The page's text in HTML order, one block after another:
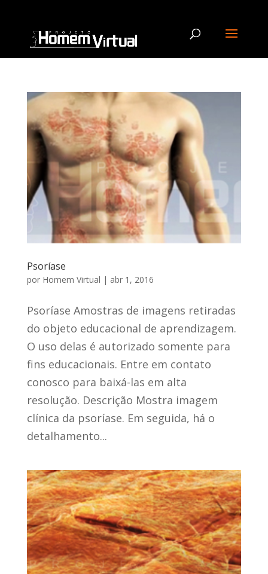
Psoríase
por Homem Virtual | abr 1, 2016
Psoríase Amostras de imagens retiradas
do objeto educacional de aprendizagem.
O uso delas é autorizado somente para
fins educacionais. Entre em contato
conosco para baixá-las em alta
resolução. Descrição Mostra imagem
clínica da psoríase. Em seguida, há o
detalhamento...